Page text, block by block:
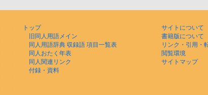
トップ
旧同人用語メイン
同人用語辞典 収録語 項目一覧表
同人おたく年表
同人関連リンク
付録・資料
サイトについて
書籍版について
リンク・引用・
閲覧環境
サイトマップ